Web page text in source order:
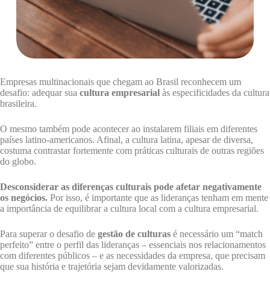
Empresas multinacionais que chegam ao Brasil reconhecem um
desafio: adequar sua cultura empresarial às especificidades da cultura
brasileira.
O mesmo também pode acontecer ao instalarem filiais em diferentes
países latino-americanos. Afinal, a cultura latina, apesar de diversa,
costuma contrastar fortemente com práticas culturais de outras regiões
do globo.
Desconsiderar as diferenças culturais pode afetar negativamente
os negócios. Por isso, é importante que as lideranças tenham em mente
a importância de equilibrar a cultura local com a cultura empresarial.
Para superar o desafio de gestão de culturas é necessário um “match
perfeito” entre o perfil das lideranças – essenciais nos relacionamentos
com diferentes públicos – e as necessidades da empresa, que precisam
que sua história e trajetória sejam devidamente valorizadas.